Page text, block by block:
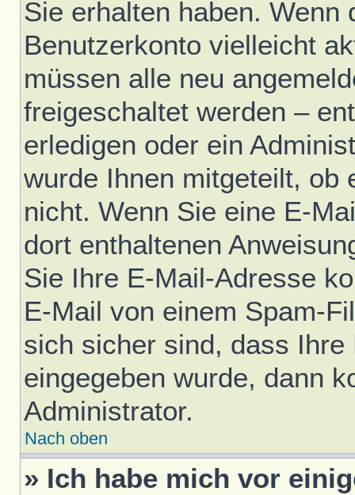
Sie erhalten haben.
Benutzerkonto vielleicht
müssen alle neu
freigeschaltet werden –
erledigen oder ein
wurde Ihnen mitgeteilt, ob
nicht. Wenn Sie eine E-
dort enthaltenen
Sie Ihre E-Mail-Adresse
E-Mail von einem Spam-
sich sicher sind, dass
eingegeben wurde, dann
Administrator.
Nach oben
» Ich habe mich vor